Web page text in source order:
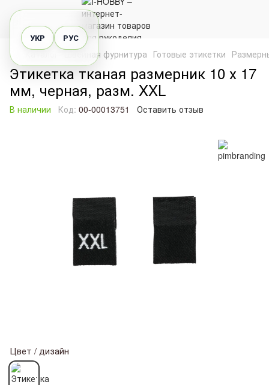
УКР РУС
Швейная фурнитура Готовые этикетки
Этикетка тканая размерник 10 х 17
мм, черная, разм. XXL
В наличии Код: 00-00013751 Оставить отзыв
Цвет / дизайн